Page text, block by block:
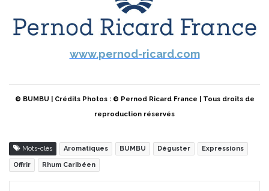
www.pernod-ricard.com
© BUMBU | Crédits Photos : © Pernod Ricard France | Tous droits de
reproduction réservés
Mots-clés Aromatiques BUMBU Déguster Expressions
Offrir Rhum Caribéen